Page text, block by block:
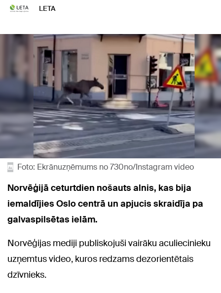
LETA
Foto: Ekrānuzņēmums no 730no/Instagram video
Norvēģijā ceturtdien nošauts alnis, kas bija
iemaldījies Oslo centrā un apjucis skraidīja pa
galvaspilsētas ielām.
Norvēģijas mediji publiskojuši vairāku aculiecinieku
uzņemtus video, kuros redzams dezorientētais
dzīvnieks.